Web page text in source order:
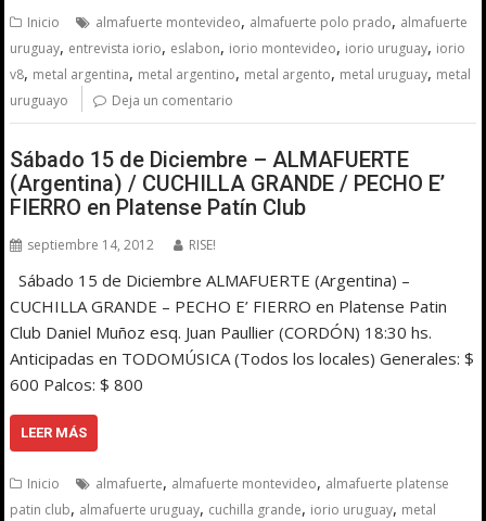
Inicio almafuerte montevideo, almafuerte polo prado, almafuerte
uruguay, entrevista iorio, eslabon, iorio montevideo, iorio uruguay, iorio
v8, metal argentina, metal argentino, metal argento, metal uruguay, metal
uruguayo
Deja un comentario
Sábado 15 de Diciembre – ALMAFUERTE
(Argentina) / CUCHILLA GRANDE / PECHO E’
FIERRO en Platense Patín Club
septiembre 14, 2012 RISE!
Sábado 15 de Diciembre ALMAFUERTE (Argentina) –
CUCHILLA GRANDE – PECHO E’ FIERRO en Platense Patin
Club Daniel Muñoz esq. Juan Paullier (CORDÓN) 18:30 hs.
Anticipadas en TODOMÚSICA (Todos los locales) Generales: $
600 Palcos: $ 800
LEER MÁS
Inicio almafuerte, almafuerte montevideo, almafuerte platense
patin club, almafuerte uruguay, cuchilla grande, iorio uruguay, metal